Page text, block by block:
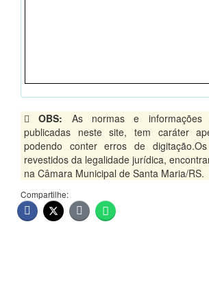
OBS: As normas e informações
publicadas neste site, tem caráter
podendo conter erros de
revestidos da legalidade jurídica,
na Câmara Municipal de Santa Maria/RS.
Compartilhe: